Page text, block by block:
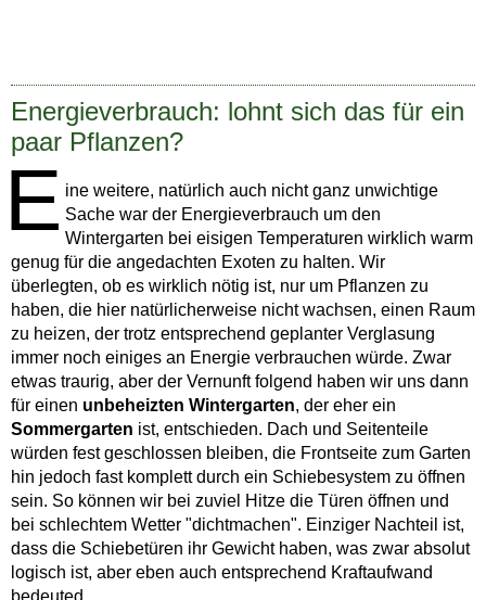
Energieverbrauch: lohnt sich das für ein
paar Pflanzen?
E ine weitere, natürlich auch nicht ganz unwichtige
Sache war der Energieverbrauch um den
Wintergarten bei eisigen Temperaturen wirklich warm
genug für die angedachten Exoten zu halten. Wir
überlegten, ob es wirklich nötig ist, nur um Pflanzen zu
haben, die hier natürlicherweise nicht wachsen, einen Raum
zu heizen, der trotz entsprechend geplanter Verglasung
immer noch einiges an Energie verbrauchen würde. Zwar
etwas traurig, aber der Vernunft folgend haben wir uns dann
für einen unbeheizten Wintergarten, der eher ein
Sommergarten ist, entschieden. Dach und Seitenteile
würden fest geschlossen bleiben, die Frontseite zum Garten
hin jedoch fast komplett durch ein Schiebesystem zu öffnen
sein. So können wir bei zuviel Hitze die Türen öffnen und
bei schlechtem Wetter "dichtmachen". Einziger Nachteil ist,
dass die Schiebetüren ihr Gewicht haben, was zwar absolut
logisch ist, aber eben auch entsprechend Kraftaufwand
bedeuted.